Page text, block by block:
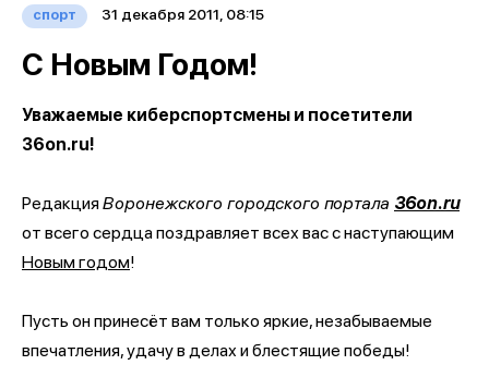
спорт 31 декабря 2011, 08:15
С Новым Годом!
Уважаемые киберспортсмены и посетители
36on.ru!
РедакцияВоронежского городского портала 36on.ru
от всего сердца поздравляет всех вас с наступающим
Новым годом!
Пусть он принесёт вам только яркие, незабываемые
впечатления, удачу в делах и блестящие победы!